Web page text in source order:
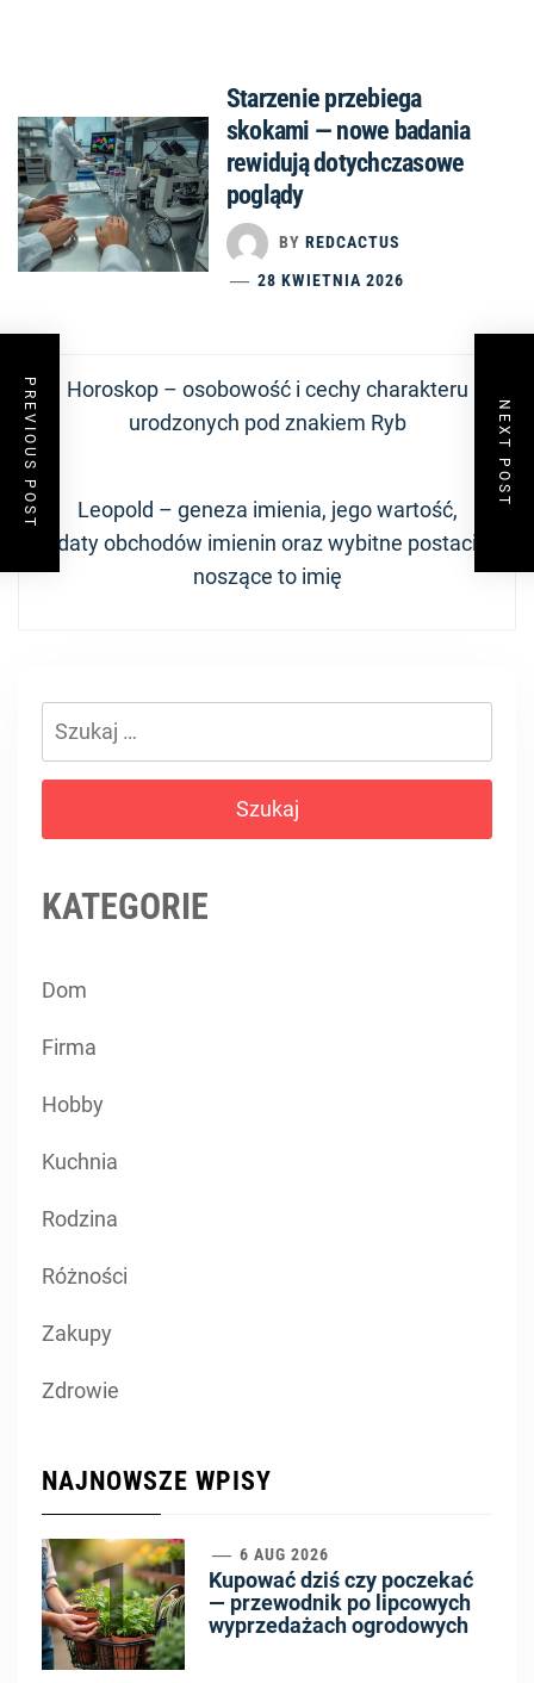
Starzenie przebiega
skokami — nowe badania
rewidują dotychczasowe
poglądy
BY REDCACTUS
28 KWIETNIA 2026
Nawigacja
wpisu
Previous
Horoskop – osobowość i cechy charakteru
urodzonych pod znakiem Ryb
Next
post:
Leopold – geneza imienia, jego wartość,
daty obchodów imienin oraz wybitne postaci
noszące to imię
PREVIOUS POST NEXT POST
Szukaj:
KATEGORIE
Dom
Firma
Hobby
Kuchnia
Rodzina
Różności
Zakupy
Zdrowie
NAJNOWSZE WPISY
1 6 AUG 2026
Kupować dziś czy poczekać
— przewodnik po lipcowych
wyprzedażach ogrodowych